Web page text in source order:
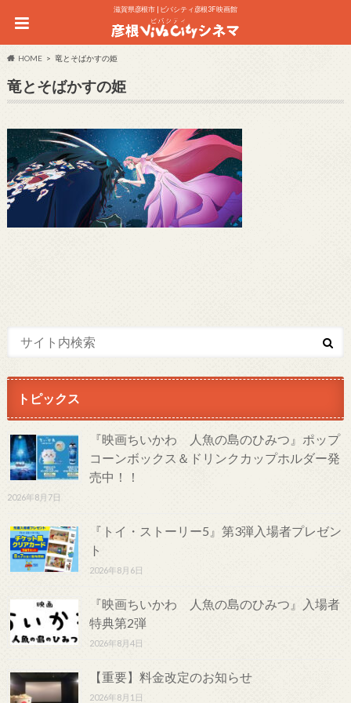
滋賀県彦根市 | ビバシティ彦根3F 映画館
HOME 竜とそばかすの姫
竜とそばかすの姫
トピックス
『映画ちいかわ 人魚の島のひみつ』ポップ
コーンボックス＆ドリンクカップホルダー発
売中！！
2026年8月7日
『トイ・ストーリー5』第3弾入場者プレゼン
ト
2026年8月6日
『映画ちいかわ 人魚の島のひみつ』入場者
特典第2弾
2026年8月4日
【重要】料金改定のお知らせ
2026年8月1日